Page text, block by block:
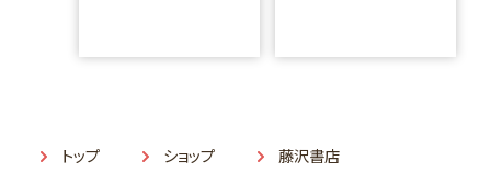
トップ ショップ 藤沢書店